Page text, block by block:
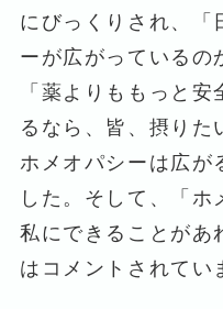
にびっくりされ、「
ーが広がっているの
「薬よりももっと
るなら、皆、摂りた
ホメオパシーは広が
した。そして、「ホ
私にできることがあ
はコメントされてい